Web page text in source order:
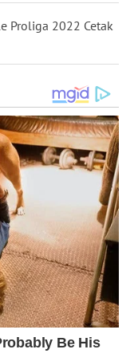
Proliga 2022 Cetak